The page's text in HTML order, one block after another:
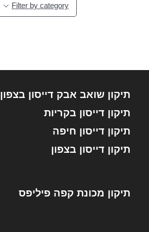
Filter by category
תיקון שואב אבק דייסון בצפון
תיקון דייסון בקריות
תיקון דייסון חיפה
תיקון דייסון בצפון
תיקון מכונת קפה פיליפס